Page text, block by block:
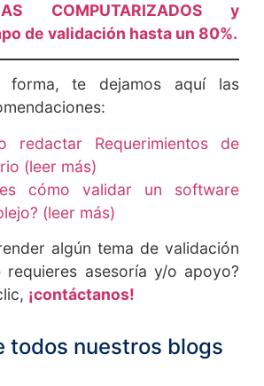
COMPUTARIZADOS y
de validación hasta un 80%.
forma, te dejamos aquí las
redactar Requerimientos de
(leer más)
cómo validar un software
(leer más)
algún tema de validación
requieres asesoría y/o apoyo?
¡contáctanos!
todos nuestros blogs